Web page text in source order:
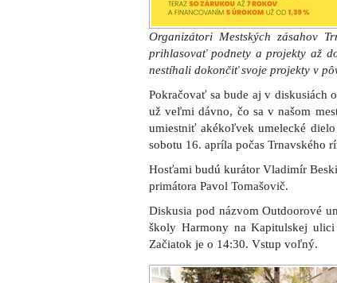
Organizátori Mestských zásahov
prihlasovať podnety a projekty až
nestíhali dokončiť svoje projekty v
Pokračovať sa bude aj v diskusiách
už veľmi dávno, čo sa v našom
umiestniť akékoľvek umelecké
sobotu 16. apríla počas Trnavského
Hosťami budú kurátor Vladimír
primátora Pavol Tomašovič.
Diskusia pod názvom Outdoorové
školy Harmony na Kapitulskej
Začiatok je o 14:30. Vstup voľný.